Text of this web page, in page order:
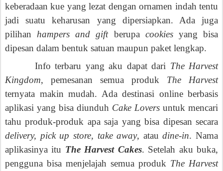
keberadaan kue yang lezat dengan ornamen indah tentu
jadi suatu keharusan yang dipersiapkan. Ada juga
pilihan hampers and giftberupa cookiesyang bisa
dipesan dalam bentuk satuan maupun paket lengkap.
Info terbaru yang aku dapat dari The Harvest
Kingdom, pemesanan semua produk The Harvest
ternyata makin mudah. Ada destinasi online berbasis
aplikasi yang bisa diunduh Cake Lovers untuk mencari
tahu produk-produk apa saja yang bisa dipesan secara
delivery, pick up store, take away, ataudine-in. Nama
aplikasinya itu The Harvest Cakes. Setelah aku buka,
pengguna bisa menjelajah semua produk The Harvest